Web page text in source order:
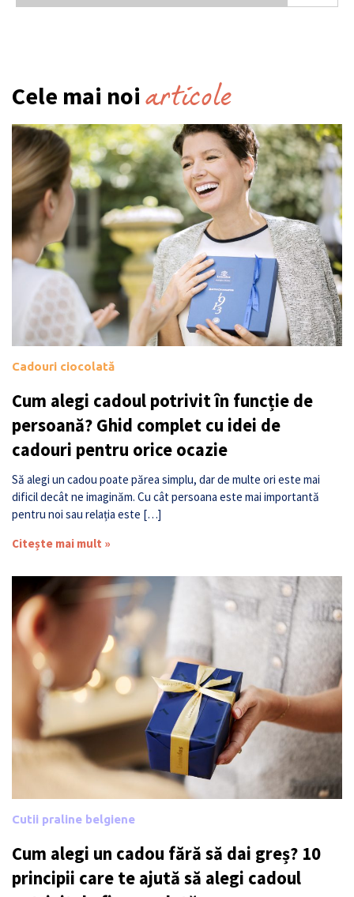
Cele mai noi articole
Cadouri ciocolată
Cum alegi cadoul potrivit în funcție de
persoană? Ghid complet cu idei de
cadouri pentru orice ocazie
Să alegi un cadou poate părea simplu, dar de multe ori este mai
dificil decât ne imaginăm. Cu cât persoana este mai importantă
pentru noi sau relația este […]
Citește mai mult »
Cutii praline belgiene
Cum alegi un cadou fără să dai greș? 10
principii care te ajută să alegi cadoul